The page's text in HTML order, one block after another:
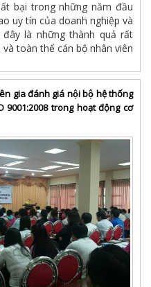
bại trong những năm đầu
uy tín của doanh nghiệp và
là những thành quả rất
toàn thể cán bộ nhân viên
gia đánh giá nội bộ hệ thống
9001:2008 trong hoạt động cơ